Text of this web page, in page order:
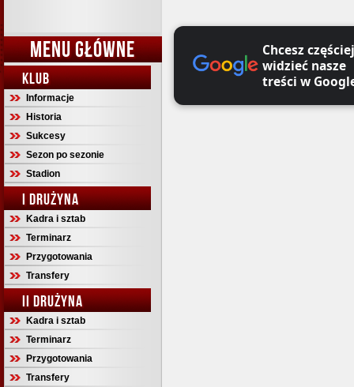
MENU GŁÓWNE
KLUB
Informacje
Historia
Sukcesy
Sezon po sezonie
Stadion
I DRUŻYNA
Kadra i sztab
Terminarz
Przygotowania
Transfery
II DRUŻYNA
Kadra i sztab
Terminarz
Przygotowania
Transfery
Chcesz częściej
widzieć nasze
treści w